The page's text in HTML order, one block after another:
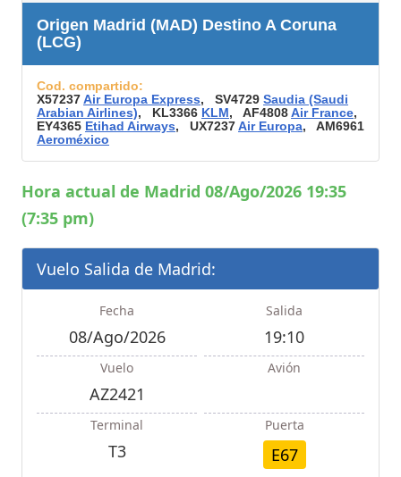
Origen Madrid (MAD) Destino A Coruna
(LCG)
Cod. compartido:
X57237Air Europa Express, SV4729 Saudia (Saudi
Arabian Airlines), KL3366 KLM, AF4808Air France,
EY4365 Etihad Airways, UX7237Air Europa, AM6961
Aeroméxico
Hora actual de Madrid 08/Ago/2026 19:35
(7:35 pm)
Vuelo Salida de Madrid:
Fecha
08/Ago/2026
Salida
19:10
Vuelo
AZ2421
Avión
Terminal
T3
Puerta
E67